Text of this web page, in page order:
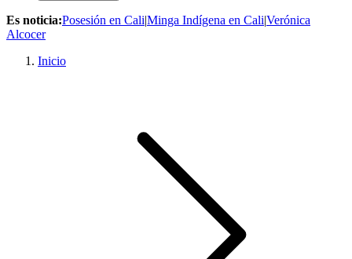
Es noticia:Posesión en Cali|Minga Indígena en Cali|Verónica
Alcocer
Inicio